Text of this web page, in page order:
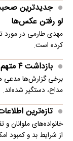
جدیدترین
لو رفتن عکس‌ها
مهدی طارمی در مورد
کرده است.
بازداشت ۴ متهم قتل حمیدرضا رجب‌زاده
مداح، دستگیر شده‌اند.
تازه‌ترین
خانواده‌های ملوانان و
از شرایط بد و کمبود